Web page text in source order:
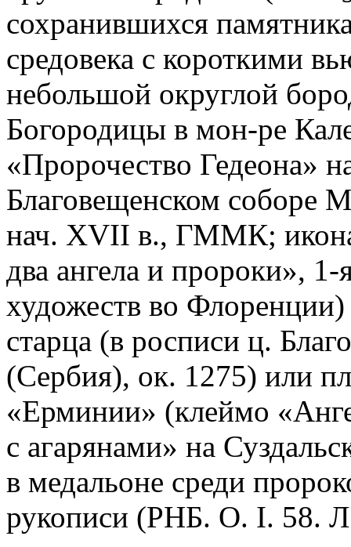
сохранившихся
средовека с короткими
небольшой округлой
Богородицы в мон-ре
«Пророчество Гедеона»
Благовещенском соборе
нач. XVII в., ГММК;
два ангела и пророки»,
художеств во
старца (в росписи ц.
(Сербия), ок. 1275) или
«Ерминии» (клеймо
с агарянами» на
в медальоне среди
рукописи (РНБ. О. I. 58.